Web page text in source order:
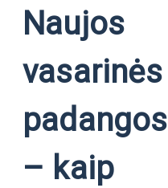
Naujos
vasarinės
padangos
– kaip